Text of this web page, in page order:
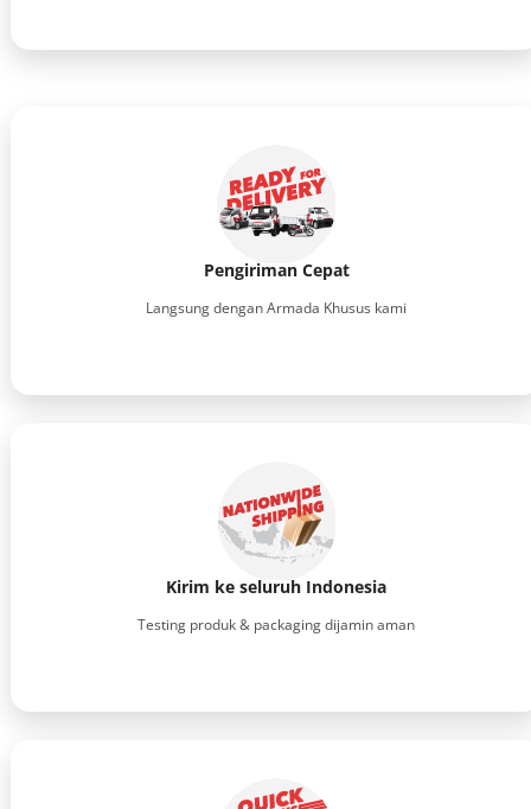
Pengiriman Cepat
Langsung dengan Armada Khusus kami
Kirim ke seluruh Indonesia
Testing produk & packaging dijamin aman